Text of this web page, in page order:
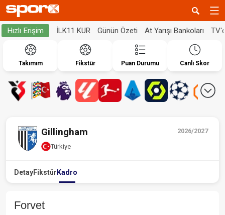
Hızlı Erişim İLK11 KUR Günün Özeti At Yarışı Bankoları
Takımım Fikstür Puan Durumu Canlı Skor
2026/2027
Gillingham
Türkiye
DetayFikstür Kadro
Forvet